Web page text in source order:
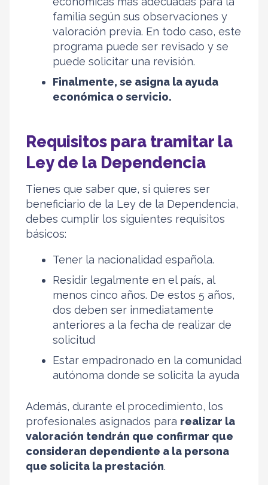
familia según sus observaciones y
valoración previa. En todo caso, este
programa puede ser revisado y se
puede solicitar una revisión.
Finalmente, se asigna la ayuda
económica o servicio.
Requisitos para tramitar la
Ley de la Dependencia
Tienes que saber que, si quieres ser
beneficiario de la Ley de la Dependencia,
debes cumplir los siguientes requisitos
básicos:
Tener la nacionalidad española.
Residir legalmente en el país, al
menos cinco años. De estos 5 años,
dos deben ser inmediatamente
anteriores a la fecha de realizar de
solicitud
Estar empadronado en la comunidad
autónoma donde se solicita la ayuda
Además, durante el procedimiento, los
profesionales asignados para realizar la
valoración tendrán que confirmar que
consideran dependiente a la persona
que solicita la prestación.